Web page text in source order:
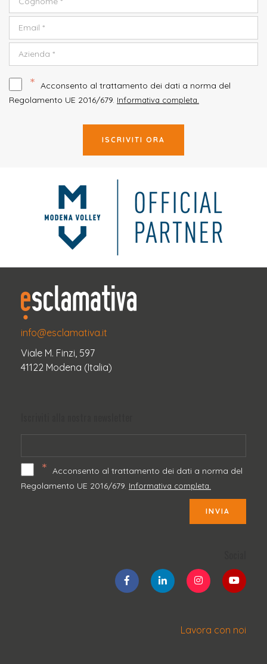
* Acconsento al trattamento dei dati a norma del
Regolamento UE 2016/679. Informativa completa.
ISCRIVITI ORA
info@esclamativa.it
Viale M. Finzi, 597
41122 Modena (Italia)
* Acconsento al trattamento dei dati a norma del
Regolamento UE 2016/679. Informativa completa.
INVIA
Lavora con noi